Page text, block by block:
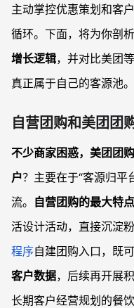
主动掌控优惠策划和客
循环。下面，将为你剖析
增长逻辑，并对比美团
真正属于自己的客源池。
自营团购和美团团
不少商家困惑，美团团
户？主要在于“客源归平
流。 自营团购的最大特
活设计活动，直接沉淀
程序自建团购入口，既可
客户数据，后续再开展
长期客户经营规划的餐饮